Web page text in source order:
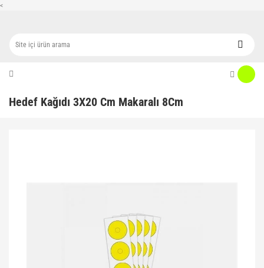
<
Hedef Kağıdı 3X20 Cm Makaralı 8Cm